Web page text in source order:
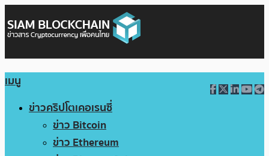
เมนู
ข่าวคริปโตเคอเรนซี่
ข่าว Bitcoin
ข่าว Ethereum